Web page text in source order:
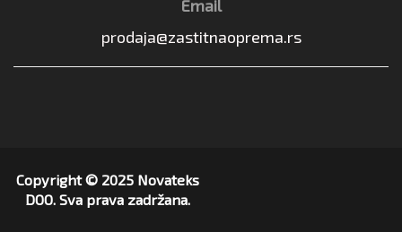
Email
prodaja@zastitnaoprema.rs
Copyright © 2025 Novateks
DOO. Sva prava zadržana.